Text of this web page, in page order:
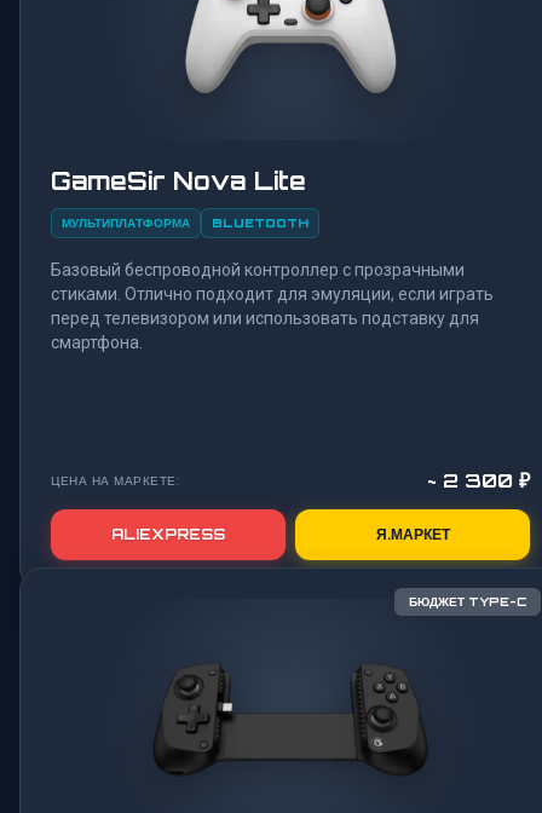
GameSir Nova Lite
МУЛЬТИПЛАТФОРМА BLUETOOTH
Базовый беспроводной контроллер с прозрачными
стиками. Отлично подходит для эмуляции, если играть
перед телевизором или использовать подставку для
смартфона.
ЦЕНА НА МАРКЕТЕ: ~ 2 300 ₽
ALIEXPRESS Я.МАРКЕТ
БЮДЖЕТ TYPE-C